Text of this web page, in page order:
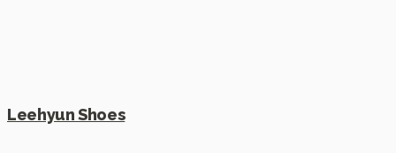
Leehyun Shoes